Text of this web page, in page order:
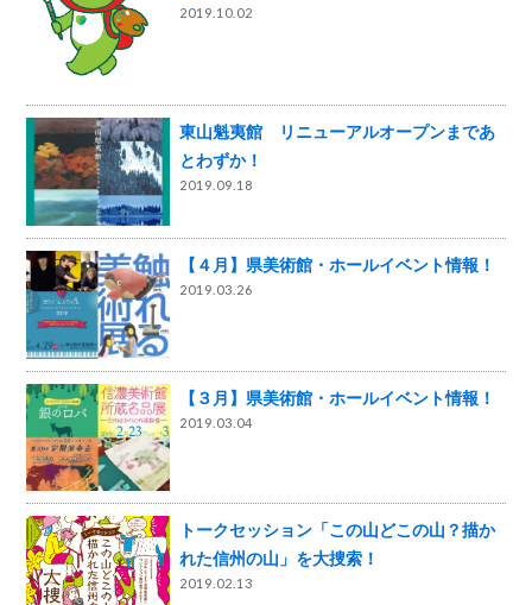
2019.10.02
東山魁夷館 リニューアルオープンまであ
とわずか！
2019.09.18
【４月】県美術館・ホールイベント情報！
2019.03.26
【３月】県美術館・ホールイベント情報！
2019.03.04
トークセッション「この山どこの山？描か
れた信州の山」を大捜索！
2019.02.13